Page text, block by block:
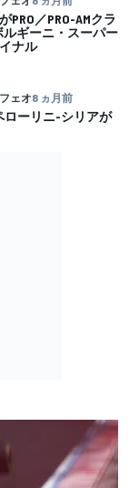
／PRO-AMクラ
ルギーニ・スーパー
ナル
ェオ8 ヵ月前
ローリニ-シリアが